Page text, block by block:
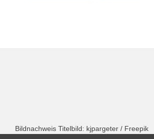
Bildnachweis Titelbild: kjpargeter / Freepik